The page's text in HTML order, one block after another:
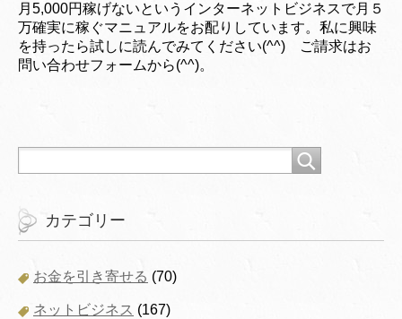
月5,000円稼げないというインターネットビジネスで月５
万確実に稼ぐマニュアルをお配りしています。私に興味
を持ったら試しに読んでみてください(^^) ご請求はお
問い合わせフォームから(^^)。
カテゴリー
お金を引き寄せる (70)
ネットビジネス (167)